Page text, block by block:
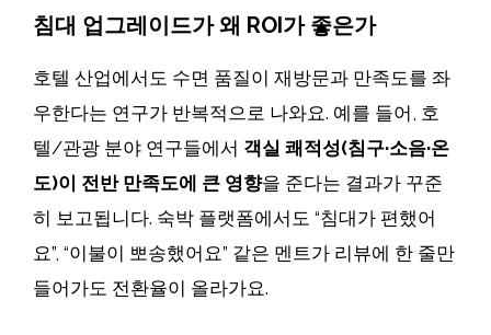
침대 업그레이드가 왜 ROI가 좋은가
호텔 산업에서도 수면 품질이 재방문과 만족도를 좌
우한다는 연구가 반복적으로 나와요. 예를 들어, 호
텔/관광 분야 연구들에서 객실 쾌적성(침구·소음·온
도)이 전반 만족도에 큰 영향을 준다는 결과가 꾸준
히 보고됩니다. 숙박 플랫폼에서도 “침대가 편했어
요”, “이불이 뽀송했어요” 같은 멘트가 리뷰에 한 줄만
들어가도 전환율이 올라가요.